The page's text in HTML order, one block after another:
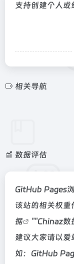
支持创建个人
相关导航
数据评估
GitHub Pages
该站的相关权
据
""Chinaz数
建议大家请以爱
如：GitHub